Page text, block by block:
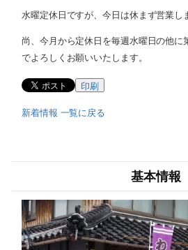
水曜定休日ですが、今日は休まず営業し
尚、今月から定休日を毎週水曜日の他に
でよろしくお願いいたします。
印刷
新着情報 一覧に戻る
基本情報